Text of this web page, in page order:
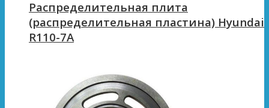
Распределительная плита
(распределительная пластина) Hyundai
R110-7A